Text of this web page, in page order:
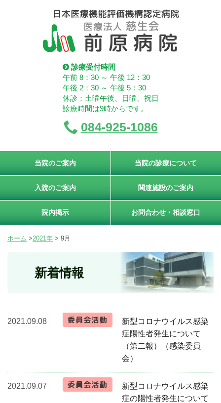
診療受付時間
午前 8：30 ～ 午後 12：30
午後 2：30 ～ 午後 5：30
休診：土曜午後、日曜、祝日
診療時間は9時からです。
084-925-1086
当院のご案内 当院の診療について
入院のご案内 関連施設のご案内
院内掲示 お問合わせ・相談窓口
ホーム >2021年 > 9月
新着情報
2021.09.08
新型コロナウイルス感染
症陽性者発生について
（第二報）（感染委員
会）
2021.09.07
新型コロナウイルス感染
症の陽性者発生について